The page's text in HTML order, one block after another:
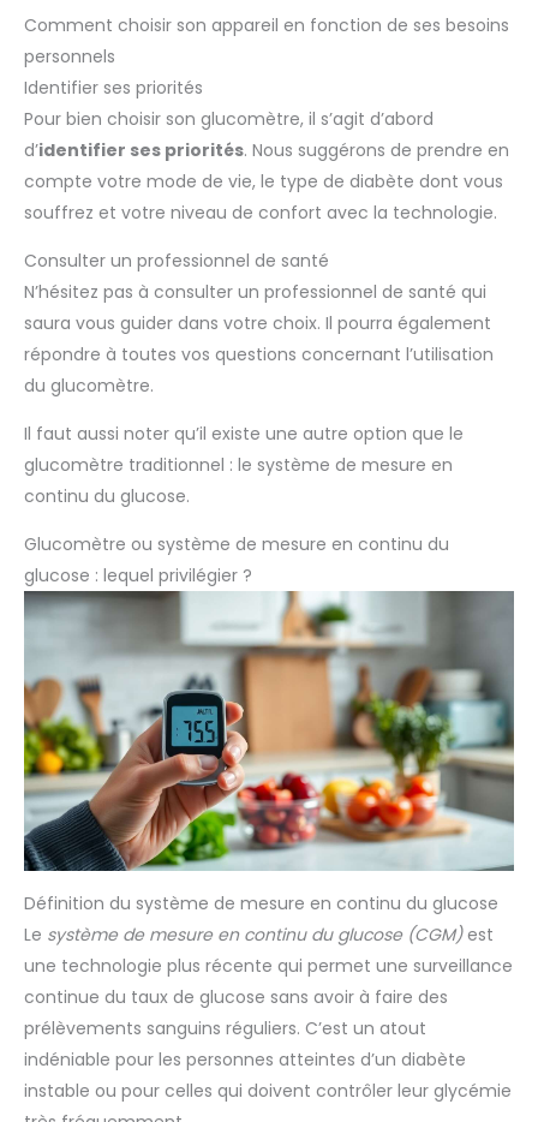
Comment choisir son appareil en fonction de ses besoins
personnels
Identifier ses priorités
Pour bien choisir son glucomètre, il s’agit d’abord
d’identifier ses priorités. Nous suggérons de prendre en
compte votre mode de vie, le type de diabète dont vous
souffrez et votre niveau de confort avec la technologie.
Consulter un professionnel de santé
N’hésitez pas à consulter un professionnel de santé qui
saura vous guider dans votre choix. Il pourra également
répondre à toutes vos questions concernant l’utilisation
du glucomètre.
Il faut aussi noter qu’il existe une autre option que le
glucomètre traditionnel : le système de mesure en
continu du glucose.
Glucomètre ou système de mesure en continu du
glucose : lequel privilégier ?
Définition du système de mesure en continu du glucose
Le système de mesure en continu du glucose (CGM)est
une technologie plus récente qui permet une surveillance
continue du taux de glucose sans avoir à faire des
prélèvements sanguins réguliers. C’est un atout
indéniable pour les personnes atteintes d’un diabète
instable ou pour celles qui doivent contrôler leur glycémie